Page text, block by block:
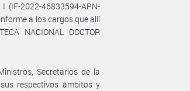
2022-46833594-APN-
a los cargos que allí
NACIONAL DOCTOR
Secretarios de la
respectivos ámbitos y